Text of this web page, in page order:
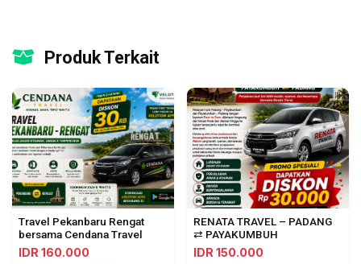
Produk Terkait
Travel Pekanbaru Rengat
bersama Cendana Travel
IDR 160.000
RENATA TRAVEL – PADANG
⇄ PAYAKUMBUH
IDR 150.000